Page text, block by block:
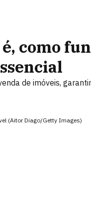
como
de imóveis,
(Aitor Diago/Getty Images)